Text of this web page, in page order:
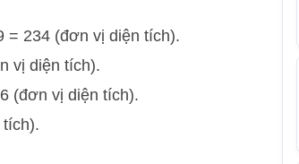
= 234 (đơn vị diện tích).
vị diện tích).
(đơn vị diện tích).